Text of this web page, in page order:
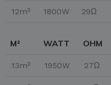
12m² 1800W 29Ω
M² WATT OHM
13m² 1950W 27Ω